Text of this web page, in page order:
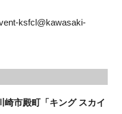
ksfcl@kawasaki-
崎市殿町「キング スカイ